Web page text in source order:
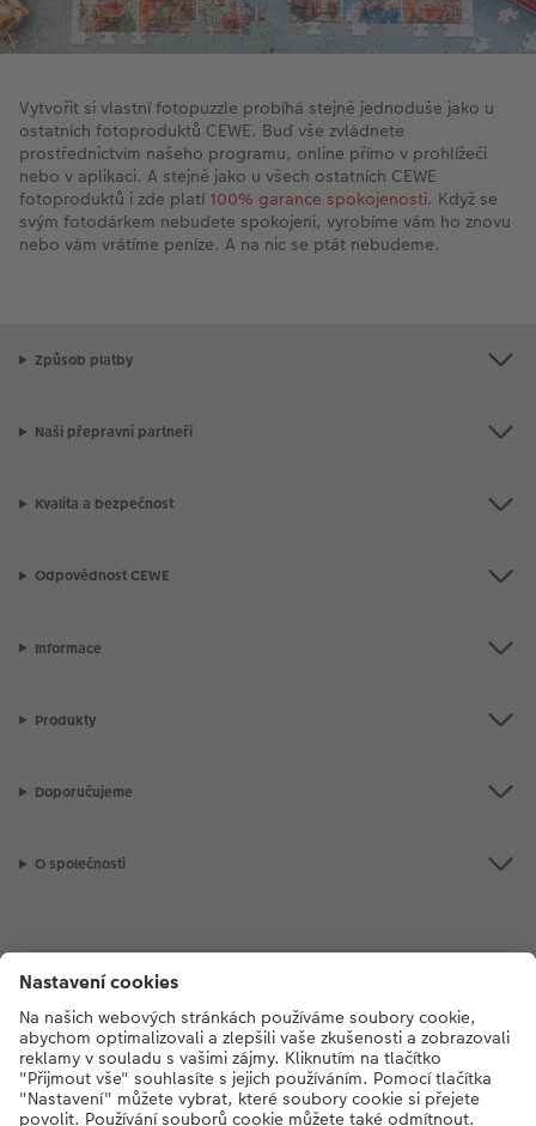
Vytvořit si vlastní fotopuzzle probíhá stejně jednoduše jako u
ostatních fotoproduktů CEWE. Buď vše zvládnete
prostřednictvím našeho programu, online přímo v prohlížeči
nebo v aplikaci. A stejně jako u všech ostatních CEWE
fotoproduktů i zde platí 100% garance spokojenosti. Když se
svým fotodárkem nebudete spokojeni, vyrobíme vám ho znovu
nebo vám vrátíme peníze. A na nic se ptát nebudeme.
Způsob platby
Naši přepravní partneři
Kvalita a bezpečnost
Odpovědnost CEWE
Informace
Produkty
Doporučujeme
O společnosti
Máte-li jakékoli dotazy týkající se fotoproduktů nebo objednávek,
neváhejte nás kontaktovat:+420272071200[Po - Pá: 8:30 - 17:00 h]